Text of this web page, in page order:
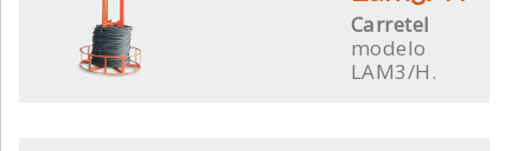
Carretel
modelo
LAM3/H.